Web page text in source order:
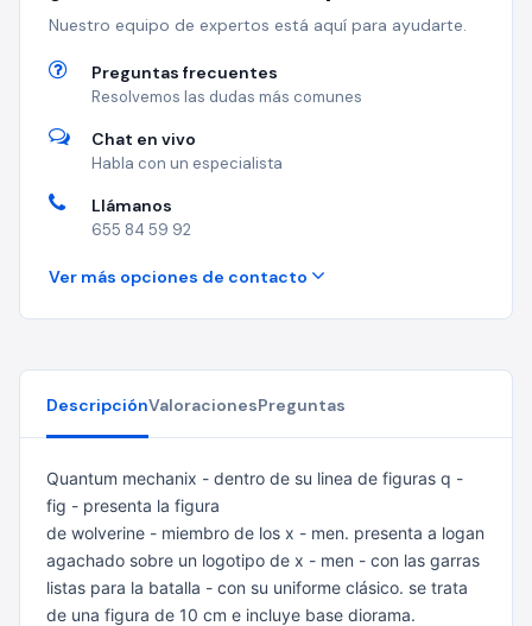
Nuestro equipo de expertos está aquí para ayudarte.
Preguntas frecuentes
Resolvemos las dudas más comunes
Chat en vivo
Habla con un especialista
Llámanos
655 84 59 92
Ver más opciones de contacto
DescripciónValoracionesPreguntas
Quantum mechanix - dentro de su linea de figuras q -
fig - presenta la figura
de wolverine - miembro de los x - men. presenta a logan
agachado sobre un logotipo de x - men - con las garras
listas para la batalla - con su uniforme clásico. se trata
de una figura de 10 cm e incluye base diorama.